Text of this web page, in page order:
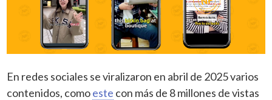
En redes sociales se viralizaron en abril de 2025 varios
contenidos, comoeste con más de 8 millones de vistas